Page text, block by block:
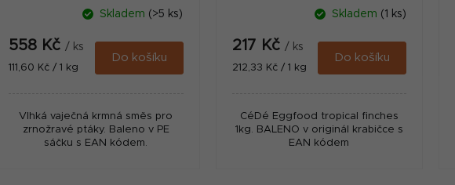
Skladem (>5 ks)
558 Kč / ks
Měrná
111,60 Kč / 1 kg
Do košíku
Vlhká vaječná krmná směs pro
zrnožravé ptáky. Baleno v PE
sáčku s EAN kódem.
Skladem (1 ks)
217 Kč / ks
Měrná
212,33 Kč / 1 kg
Do košíku
CéDé Eggfood tropical finches
1kg. BALENO v originál krabičce s
EAN kódem